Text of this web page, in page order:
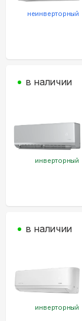
неинверторный
инверторный
в наличии
инверторный
в наличии